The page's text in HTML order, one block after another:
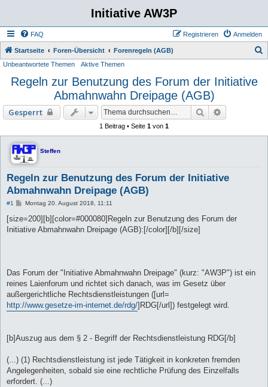
Initiative AW3P
FAQ Anmelden
Registrieren
Startseite Foren-Übersicht Forenregeln (AGB)
Unbeantwortete Themen Aktive Themen
Regeln zur Benutzung des Forum der Initiative
Abmahnwahn Dreipage (AGB)
Gesperrt Suche
1 Beitrag • Seite 1 von 1
Steffen
Regeln zur Benutzung des Forum der Initiative
Abmahnwahn Dreipage (AGB)
#1
B
i
r
Montag 20. August 2018, 11:11
[size=200][b][color=#000080]Regeln zur Benutzung des Forum der
Initiative Abmahnwahn Dreipage (AGB):[/color][/b][/size]
Das Forum der "Initiative Abmahnwahn Dreipage" (kurz: "AW3P") ist ein
reines Laienforum und richtet sich danach, was im Gesetz über
außergerichtliche Rechtsdienstleistungen ([url=
http://www.gesetze-im-internet.de/rdg/]RDG[/url]) festgelegt wird.
[b]Auszug aus dem § 2 - Begriff der Rechtsdienstleistung RDG[/b]
(...) (1) Rechtsdienstleistung ist jede Tätigkeit in konkreten fremden
Angelegenheiten, sobald sie eine rechtliche Prüfung des Einzelfalls
erfordert. (...)